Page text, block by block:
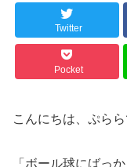
Twitter
Pocket
こんにちは、ぷらら
「ボール球にばっ